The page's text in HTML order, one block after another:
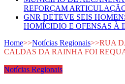
REFORÇAM
GNR DETEVE SEIS
HOMÍCIDIO E OFENSAS À
Home>>Notícias Regionais>>RUA
CALDAS DA RAINHA FOI
Notícias Regionais